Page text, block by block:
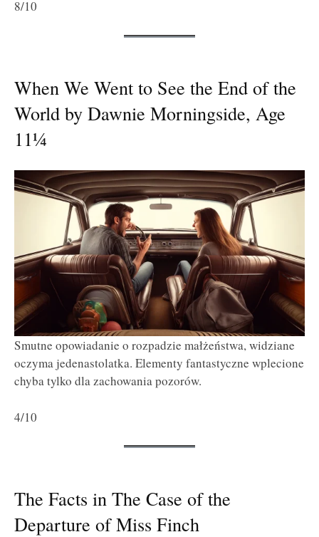
8/10
When We Went to See the End of the
World by Dawnie Morningside, Age
11¼
Smutne opowiadanie o rozpadzie małżeństwa, widziane
oczyma jedenastolatka. Elementy fantastyczne wplecione
chyba tylko dla zachowania pozorów.
4/10
The Facts in The Case of the
Departure of Miss Finch